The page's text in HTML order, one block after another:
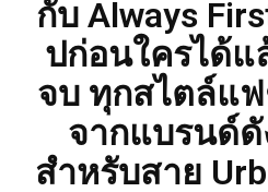
กับ Always
ปก่อนใครได้
จบ ทุกสไตล์แ
จากแบรนด์ดั
สำหรับสาย